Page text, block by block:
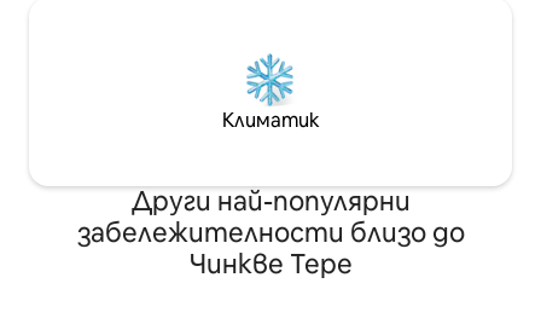
Климатик
Други най-популярни
забележителности близо до
Чинкве Тере